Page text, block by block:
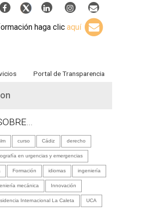
haga clicaquí
Portal de Transparencia
curso Cádiz derecho
en urgencias y emergencias
Formación idiomas ingeniería
mecánica Innovación
Internacional La Caleta UCA